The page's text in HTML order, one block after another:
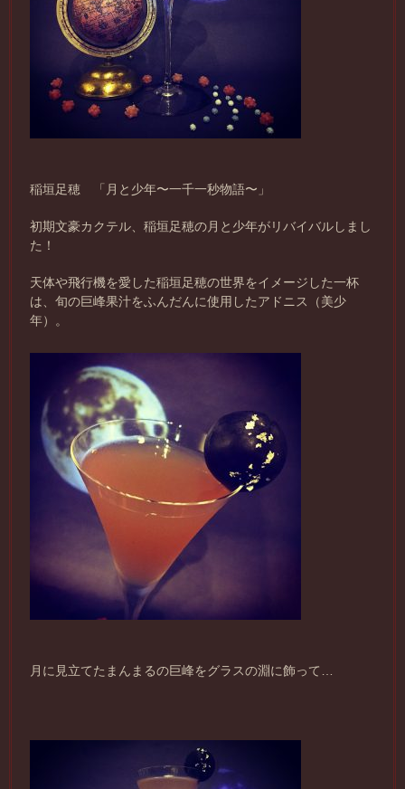
稲垣足穂 「月と少年〜一千一秒物語〜」
初期文豪カクテル、稲垣足穂の月と少年がリバイバルしまし
た！
天体や飛行機を愛した稲垣足穂の世界をイメージした一杯
は、旬の巨峰果汁をふんだんに使用したアドニス（美少
年）。
月に見立てたまんまるの巨峰をグラスの淵に飾って…